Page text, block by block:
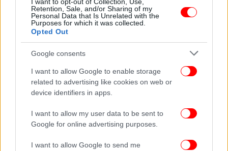
Retention, Sale, and/or Sharing of my
Personal Data that Is Unrelated with the
Purposes for which it was collected.
Opted Out
Google consents
I want to allow Google to enable storage
related to advertising like cookies on web or
device identifiers in apps.
I want to allow my user data to be sent to
Google for online advertising purposes.
I want to allow Google to send me
Aναχώρησε η Εθνική Ελλάδας από το ξενοδοχείο
και αποθεώθηκε από τους φιλάθλους [βίντεο]